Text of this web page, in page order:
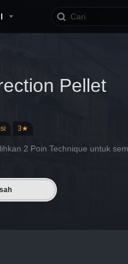
Pellet
3★
2 Poin Technique untuk